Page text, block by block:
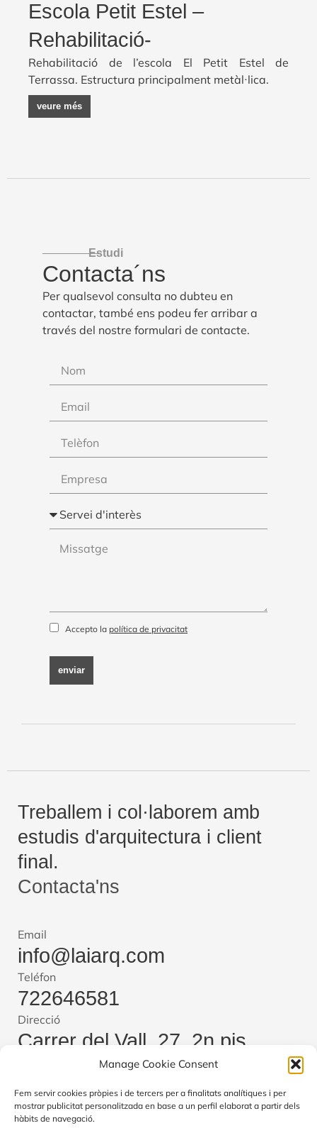
Manage Cookie Consent
Fem servir cookies pròpies i de tercers per a finalitats analítiques i per
mostrar publicitat personalitzada en base a un perfil elaborat a partir dels
hàbits de navegació.
Escola Petit Estel –
Rehabilitació-
Rehabilitació de l’escola El Petit Estel de
Terrassa. Estructura principalment metàl·lica.
veure més
Estudi
Contacta´ns
Per qualsevol consulta no dubteu en
contactar, també ens podeu fer arribar a
través del nostre formulari de contacte.
Accepto la política de privacitat
enviar
Treballem i col·laborem amb
estudis d'arquitectura i client
final.
Contacta'ns
Email
info@laiarq.com
Teléfon
722646581
Direcció
Carrer del Vall, 27, 2n pis,
08221 Terrassa, Barcelona
Canviar idioma
Català